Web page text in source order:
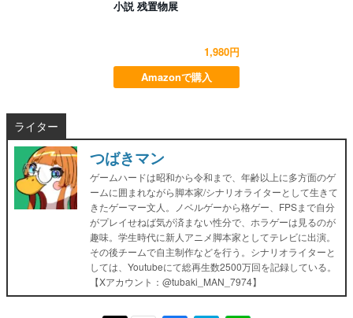
小説 残置物展
1,980円
Amazonで購入
ライター
つばきマン
ゲームハードは昭和から令和まで、年齢以上に多方面のゲ
ームに囲まれながら脚本家/シナリオライターとして生きて
きたゲーマー文人。ノベルゲーから格ゲー、FPSまで自分
がプレイせねば気が済まない性分で、ホラゲーは見るのが
趣味。学生時代に新人アニメ脚本家としてテレビに出演。
その後チームで自主制作などを行う。シナリオライターと
しては、Youtubeにて総再生数2500万回を記録している。
【Xアカウント：@tubaki_MAN_7974】